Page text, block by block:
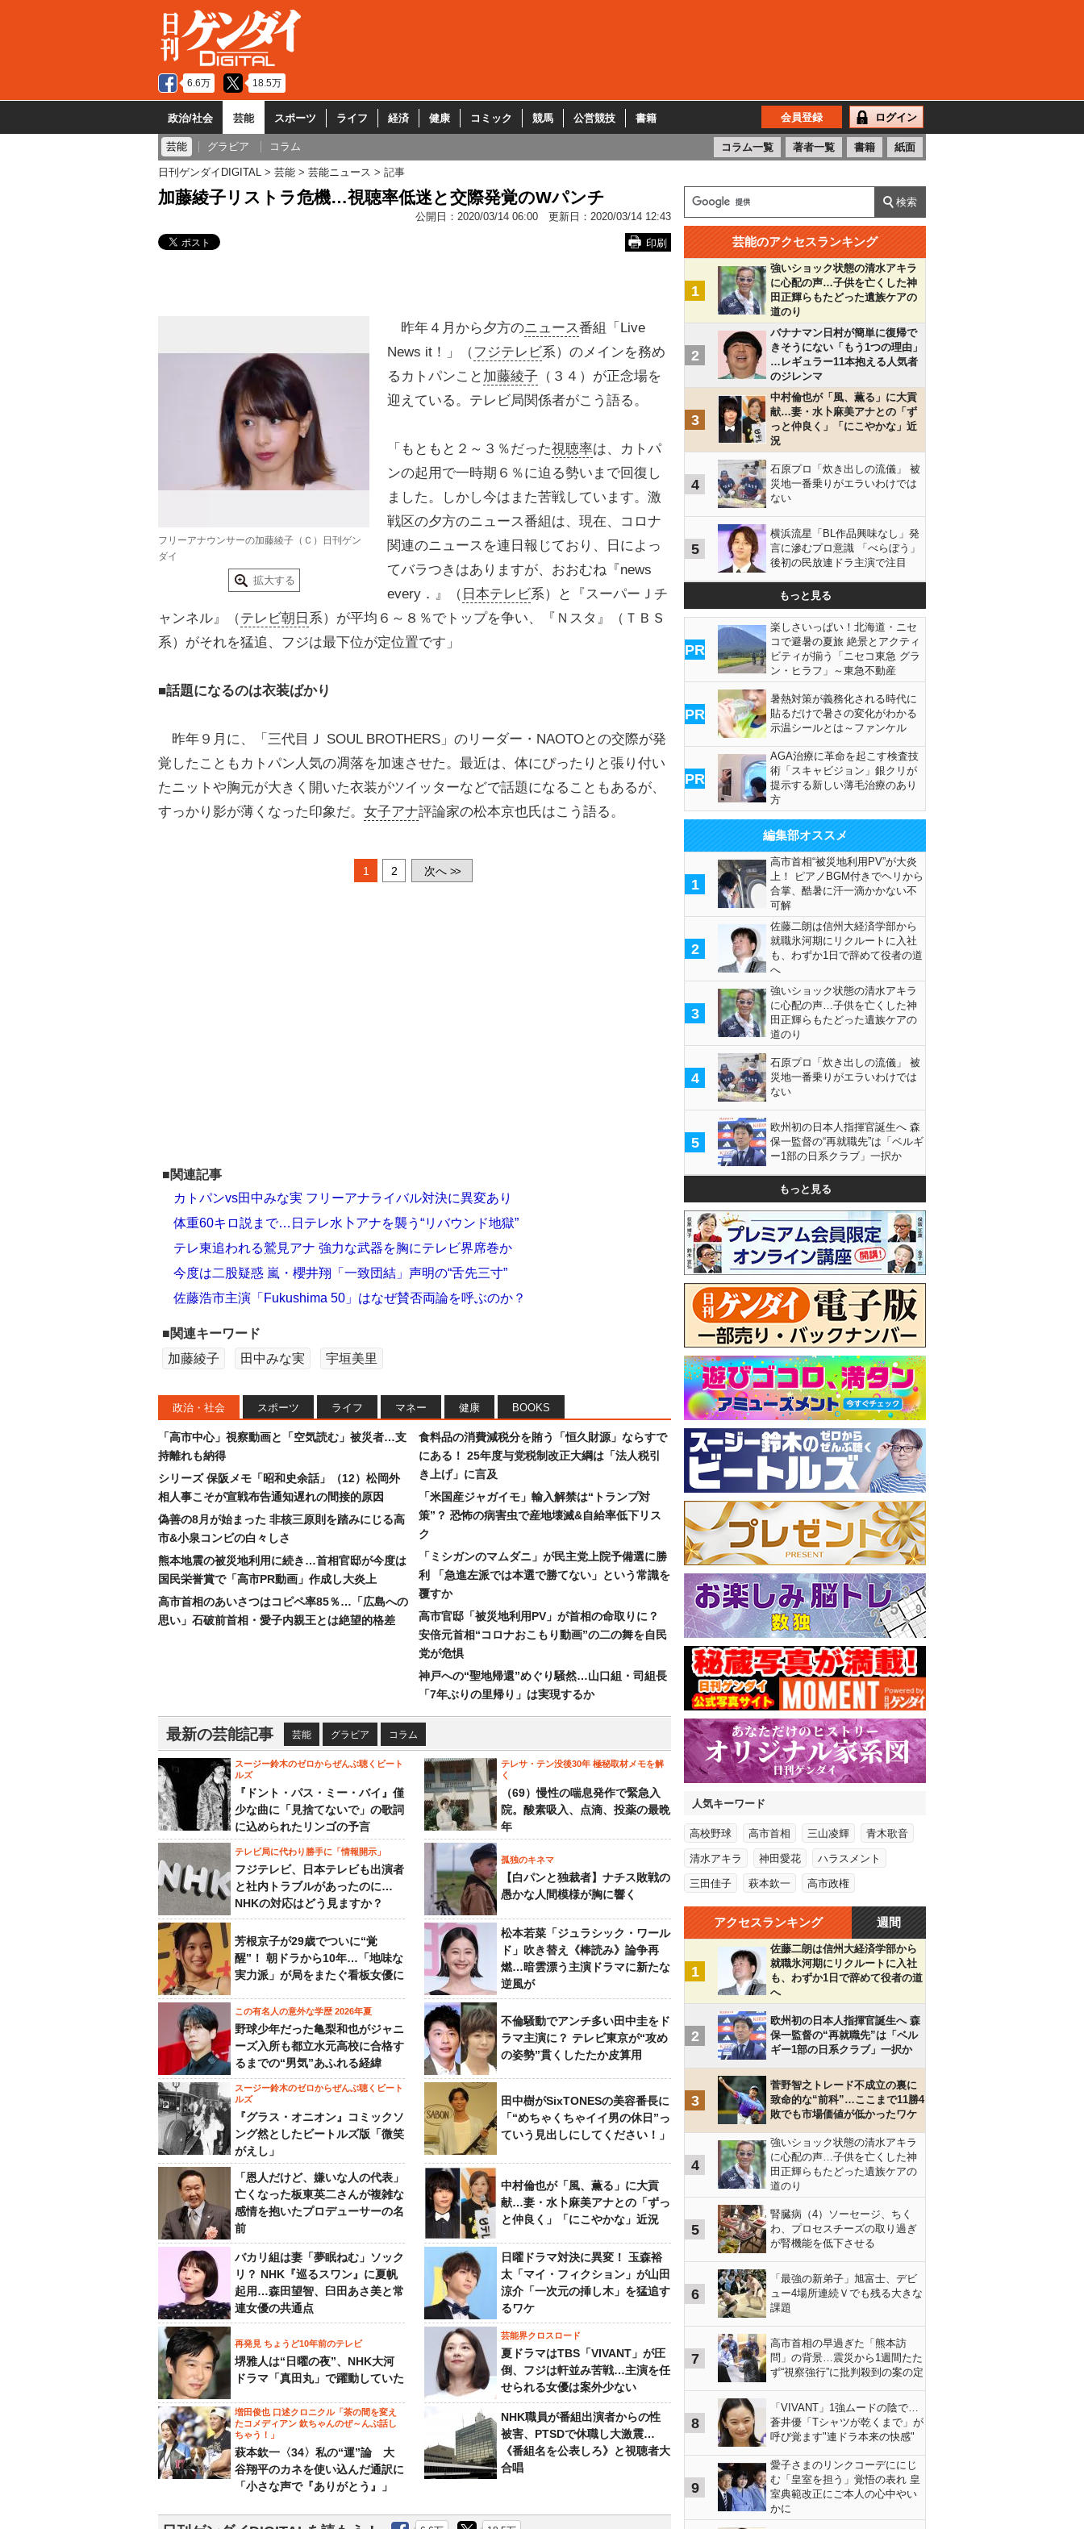
6.6万 18.5万
政治/社会 芸能 スポーツ ライフ 経済 健康 コミック 競馬 公営競技 書籍 会員登録 ログイン
芸能 グラビア コラム コラム一覧 著者一覧 書籍 紙面
日刊ゲンダイDIGITAL 芸能 芸能ニュース 記事
加藤綾子リストラ危機…視聴率低迷と交際発覚のWパンチ
公開日： 2020/03/14 06:00 更新日： 2020/03/14 12:43
印刷
フリーアナウンサーの加藤綾子（Ｃ）日刊ゲン
ダイ
拡大する
昨年４月から夕方のニュース番組「Live
News it！」（フジテレビ系）のメインを務め
るカトパンこと 加藤綾子 （３４）が正念場を
迎えている。テレビ局関係者がこう語る。
「もともと２～３％だった視聴率は、カトパ
ンの起用で一時期６％に迫る勢いまで回復し
ました。しかし今はまた苦戦しています。激
戦区の夕方のニュース番組は、現在、コロナ
関連のニュースを連日報じており、日によっ
てバラつきはありますが、おおむね『news
every．』（ 日本テレビ系）と『スーパーＪチ
ャンネル』（テレビ朝日 系）が平均６～８％でトップを争い、『Ｎスタ』（ＴＢＳ
系）がそれを猛追、フジは最下位が定位置です」
■話題になるのは衣装ばかり
昨年９月に、「三代目Ｊ SOUL BROTHERS」のリーダー・NAOTOとの交際が発
覚したこともカトパン人気の凋落を加速させた。最近は、体にぴったりと張り付い
たニットや胸元が大きく開いた衣装がツイッターなどで話題になることもあるが、
すっかり影が薄くなった印象だ。 女子アナ評論家の松本京也氏はこう語る。
1 2 次へ >>
■関連記事
カトパンvs田中みな実 フリーアナライバル対決に異変あり
体重60キロ説まで…日テレ水卜アナを襲う“リバウンド地獄”
テレ東追われる鷲見アナ 強力な武器を胸にテレビ界席巻か
今度は二股疑惑 嵐・櫻井翔「一致団結」声明の“舌先三寸”
佐藤浩市主演「Fukushima 50」はなぜ賛否両論を呼ぶのか？
■関連キーワード
加藤綾子
田中みな実 宇垣美里
政治・社会 スポーツ ライフ マネー 健康 BOOKS
「高市中心」視察動画と「空気読む」被災者…支
持離れも納得
シリーズ 保阪メモ「昭和史余話」（12）松岡外
相人事こそが宣戦布告通知遅れの間接的原因
偽善の8月が始まった 非核三原則を踏みにじる高
市&小泉コンビの白々しさ
熊本地震の被災地利用に続き…首相官邸が今度は
国民栄誉賞で「高市PR動画」作成し大炎上
高市首相のあいさつはコピペ率85％…「広島への
思い」石破前首相・愛子内親王とは絶望的格差
食料品の消費減税分を賄う「恒久財源」ならすで
にある！ 25年度与党税制改正大綱は「法人税引
き上げ」に言及
「米国産ジャガイモ」輸入解禁は“トランプ対
策”？ 恐怖の病害虫で産地壊滅&自給率低下リス
ク
「ミシガンのマムダニ」が民主党上院予備選に勝
利 「急進左派では本選で勝てない」という常識を
覆すか
高市官邸「被災地利用PV」が首相の命取りに？
安倍元首相“コロナおこもり動画”の二の舞を自民
党が危惧
神戸への“聖地帰還”めぐり騒然…山口組・司組長
「7年ぶりの里帰り」は実現するか
最新の芸能記事 芸能 グラビア コラム
スージー鈴木のゼロからぜんぶ聴くビート
ルズ
『ドント・パス・ミー・バイ』僅
少な曲に「見捨てないで」の歌詞
に込められたリンゴの予言
テレサ・テン没後30年 極秘取材メモを解
く
（69）慢性の喘息発作で緊急入
院。酸素吸入、点滴、投薬の最晩
年
テレビ局に代わり勝手に「情報開示」
フジテレビ、日本テレビも出演者
と社内トラブルがあったのに…
NHKの対応はどう見ますか？
孤独のキネマ
【白パンと独裁者】ナチス敗戦の
愚かな人間模様が胸に響く
芳根京子が29歳でついに“覚
醒”！ 朝ドラから10年…「地味な
実力派」が局をまたぐ看板女優に
松本若菜「ジュラシック・ワール
ド」吹き替え《棒読み》論争再
燃…暗雲漂う主演ドラマに新たな
逆風が
この有名人の意外な学歴 2026年夏
野球少年だった亀梨和也がジャニ
ーズ入所も都立水元高校に合格す
るまでの“男気”あふれる経緯
不倫騒動でアンチ多い田中圭をド
ラマ主演に？ テレビ東京が“攻め
の姿勢”貫くしたたか皮算用
スージー鈴木のゼロからぜんぶ聴くビート
ルズ
『グラス・オニオン』コミックソ
ング然としたビートルズ版「微笑
がえし」
田中樹がSixTONESの美容番長に
「“めちゃくちゃイイ男の休日”っ
ていう見出しにしてください！」
「恩人だけど、嫌いな人の代表」
亡くなった板東英二さんが複雑な
感情を抱いたプロデューサーの名
前
中村倫也が「風、薫る」に大貢
献…妻・水卜麻美アナとの「ずっ
と仲良く」「にこやかな」近況
バカリ組は妻「夢眠ねむ」ソック
リ？ NHK『巡るスワン』に夏帆
起用…森田望智、臼田あさ美と常
連女優の共通点
日曜ドラマ対決に異変！ 玉森裕
太「マイ・フィクション」が山田
涼介「一次元の挿し木」を猛追す
るワケ
再発見 ちょうど10年前のテレビ
堺雅人は“日曜の夜”、NHK大河
ドラマ「真田丸」で躍動していた
芸能界クロスロード
夏ドラマはTBS「VIVANT」が圧
倒、フジは軒並み苦戦…主演を任
せられる女優は案外少ない
増田俊也 口述クロニクル「茶の間を変え
たコメディアン 欽ちゃんのぜ～んぶ話し
ちゃう！」
萩本欽一〈34〉私の“運”論 大
谷翔平のカネを使い込んだ通訳に
「小さな声で『ありがとう』」
NHK職員が番組出演者からの性
被害、PTSDで休職し大激震…
《番組名を公表しろ》と視聴者大
合唱
芸能のアクセスランキング
1
強いショック状態の清水アキラ
に心配の声…子供を亡くした神
田正輝らもたどった遺族ケアの
道のり
2
バナナマン日村が簡単に復帰で
きそうにない「もう1つの理由」
…レギュラー11本抱える人気者
のジレンマ
3
中村倫也が「風、薫る」に大貢
献…妻・水卜麻美アナとの「ず
っと仲良く」「にこやかな」近
況
4
石原プロ「炊き出しの流儀」 被
災地一番乗りがエラいわけでは
ない
5
横浜流星「BL作品興味なし」発
言に滲むプロ意識 「べらぼう」
後初の民放連ドラ主演で注目
もっと見る
PR
楽しさいっぱい！北海道・ニセ
コで避暑の夏旅 絶景とアクティ
ビティが揃う「ニセコ東急 グラ
ン・ヒラフ」～東急不動産
PR
暑熱対策が義務化される時代に
貼るだけで暑さの変化がわかる
示温シールとは～ファンケル
PR
AGA治療に革命を起こす検査技
術「スキャビジョン」銀クリが
提示する新しい薄毛治療のあり
方
編集部オススメ
1
高市首相“被災地利用PV”が大炎
上！ ピアノBGM付きでヘリから
合掌、酷暑に汗一滴かかない不
可解
2
佐藤二朗は信州大経済学部から
就職氷河期にリクルートに入社
も、わずか1日で辞めて役者の道
へ
3
強いショック状態の清水アキラ
に心配の声…子供を亡くした神
田正輝らもたどった遺族ケアの
道のり
4
石原プロ「炊き出しの流儀」 被
災地一番乗りがエラいわけでは
ない
5
欧州初の日本人指揮官誕生へ 森
保一監督の“再就職先”は「ベルギ
ー1部の日系クラブ」一択か
もっと見る
人気キーワード
高校野球 高市首相 三山凌輝 青木歌音
清水アキラ 神田愛花 ハラスメント
三田佳子 萩本欽一 高市政権
アクセスランキング 週間
1
佐藤二朗は信州大経済学部から
就職氷河期にリクルートに入社
も、わずか1日で辞めて役者の道
へ
2
欧州初の日本人指揮官誕生へ 森
保一監督の“再就職先”は「ベル
ギー1部の日系クラブ」一択か
3
菅野智之トレード不成立の裏に
致命的な“前科”…ここまで11勝4
敗でも市場価値が低かったワケ
4
強いショック状態の清水アキラ
に心配の声…子供を亡くした神
田正輝らもたどった遺族ケアの
道のり
5
腎臓病（4）ソーセージ、ちく
わ、プロセスチーズの取り過ぎ
が腎機能を低下させる
6
「最強の新弟子」旭富士、デビ
ュー4場所連続Ｖでも残る大きな
課題
7
高市首相の早過ぎた「熊本訪
問」の背景…震災から1週間たた
ず“視察強行”に批判殺到の案の定
8
「VIVANT」1強ムードの陰で…
蒼井優「Tシャツが乾くまで」が
呼び覚ます"連ドラ本来の快感"
9
愛子さまのリンクコーデににじ
む「皇室を担う」覚悟の表れ 皇
室典範改正にご本人の心中やい
かに